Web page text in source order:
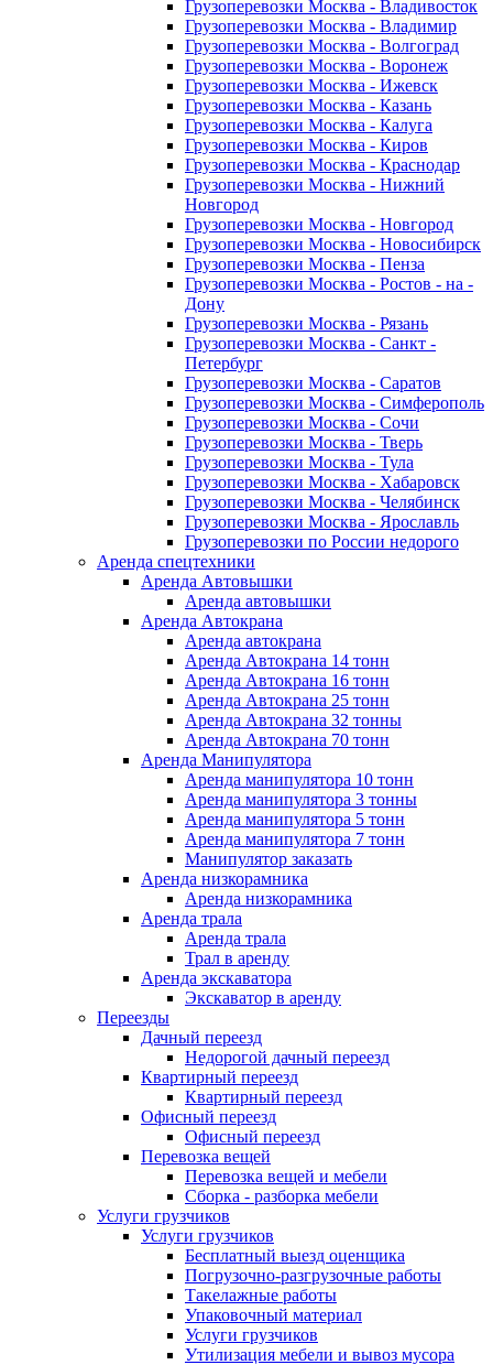
Грузоперевозки Москва - Владивосток
Грузоперевозки Москва - Владимир
Грузоперевозки Москва - Волгоград
Грузоперевозки Москва - Воронеж
Грузоперевозки Москва - Ижевск
Грузоперевозки Москва - Казань
Грузоперевозки Москва - Калуга
Грузоперевозки Москва - Киров
Грузоперевозки Москва - Краснодар
Грузоперевозки Москва - Нижний
Новгород
Грузоперевозки Москва - Новгород
Грузоперевозки Москва - Новосибирск
Грузоперевозки Москва - Пенза
Грузоперевозки Москва - Ростов - на -
Дону
Грузоперевозки Москва - Рязань
Грузоперевозки Москва - Санкт -
Петербург
Грузоперевозки Москва - Саратов
Грузоперевозки Москва - Симферополь
Грузоперевозки Москва - Сочи
Грузоперевозки Москва - Тверь
Грузоперевозки Москва - Тула
Грузоперевозки Москва - Хабаровск
Грузоперевозки Москва - Челябинск
Грузоперевозки Москва - Ярославль
Грузоперевозки по России недорого
Аренда спецтехники
Аренда Автовышки
Аренда автовышки
Аренда Автокрана
Аренда автокрана
Аренда Автокрана 14 тонн
Аренда Автокрана 16 тонн
Аренда Автокрана 25 тонн
Аренда Автокрана 32 тонны
Аренда Автокрана 70 тонн
Аренда Манипулятора
Аренда манипулятора 10 тонн
Аренда манипулятора 3 тонны
Аренда манипулятора 5 тонн
Аренда манипулятора 7 тонн
Манипулятор заказать
Аренда низкорамника
Аренда низкорамника
Аренда трала
Аренда трала
Трал в аренду
Аренда экскаватора
Экскаватор в аренду
Переезды
Дачный переезд
Недорогой дачный переезд
Квартирный переезд
Квартирный переезд
Офисный переезд
Офисный переезд
Перевозка вещей
Перевозка вещей и мебели
Сборка - разборка мебели
Услуги грузчиков
Услуги грузчиков
Бесплатный выезд оценщика
Погрузочно-разгрузочные работы
Такелажные работы
Упаковочный материал
Услуги грузчиков
Утилизация мебели и вывоз мусора